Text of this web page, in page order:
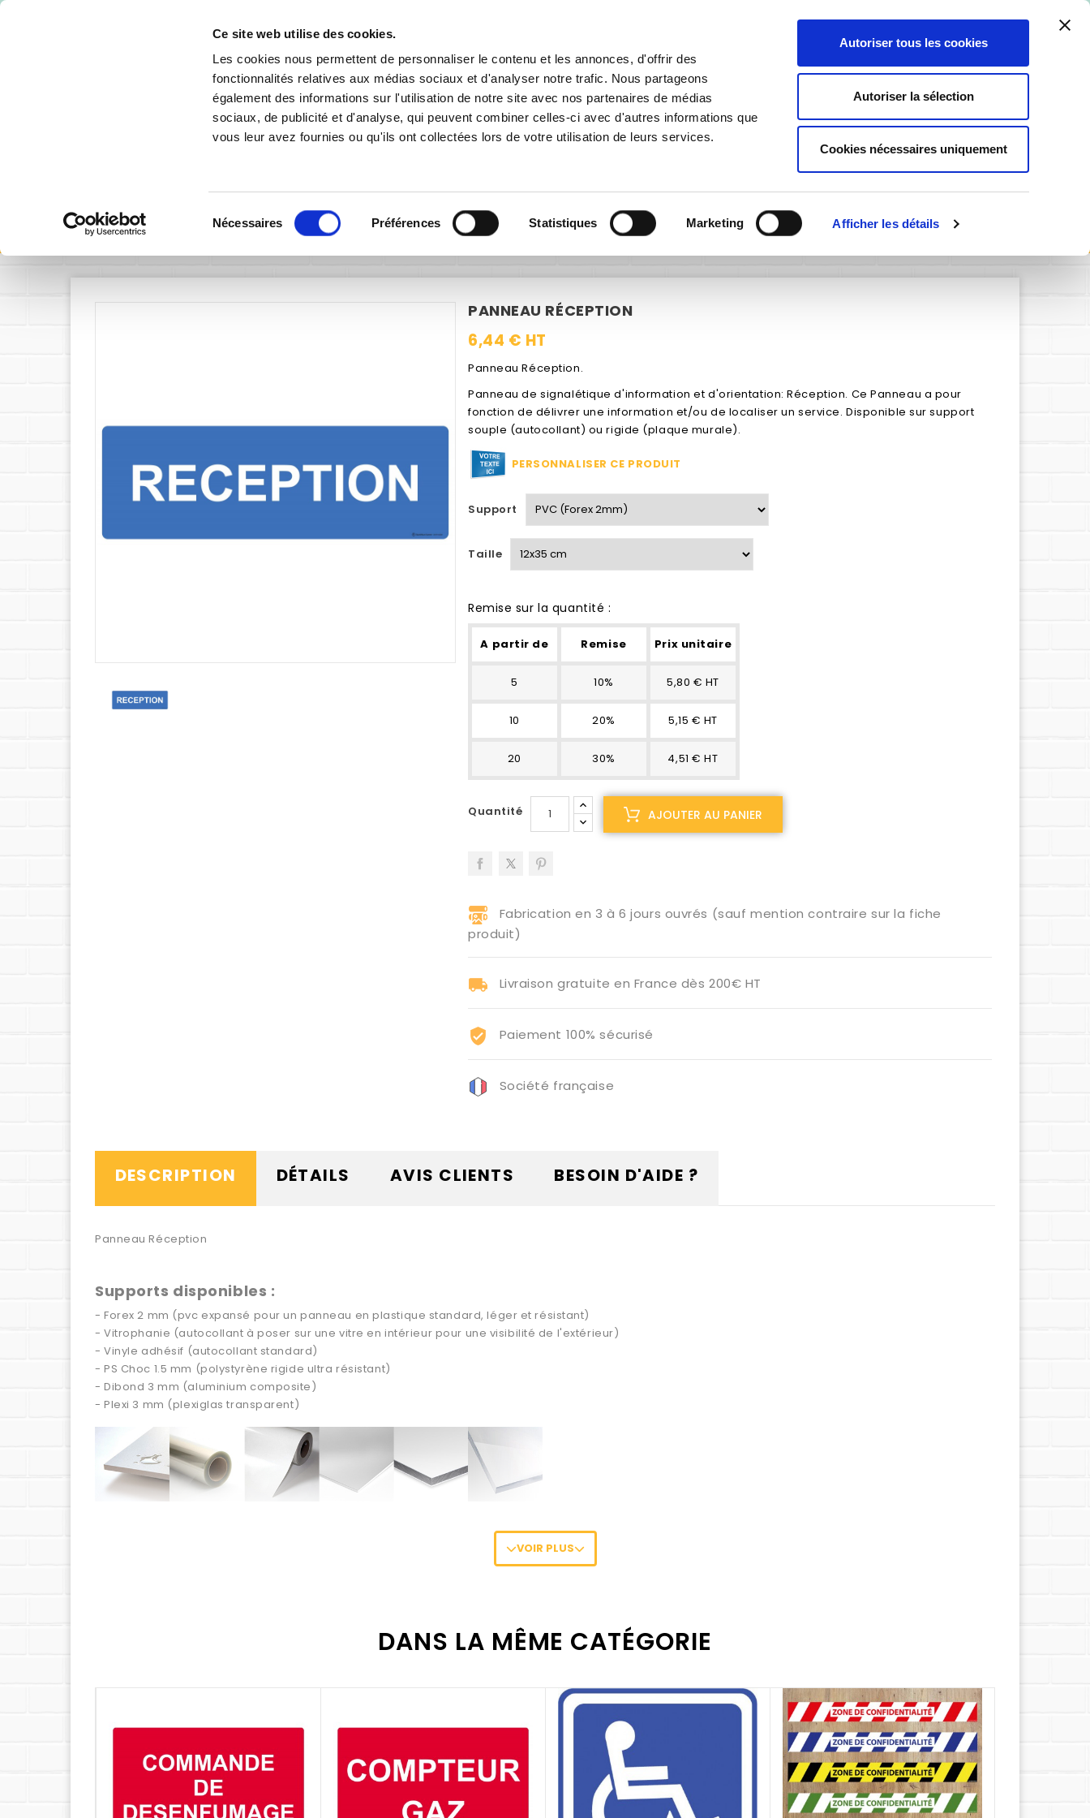
Ce site web utilise des cookies.
Les cookies nous permettent de personnaliser le contenu et les annonces, d'offrir des
fonctionnalités relatives aux médias sociaux et d'analyser notre trafic. Nous partageons
également des informations sur l'utilisation de notre site avec nos partenaires de médias
sociaux, de publicité et d'analyse, qui peuvent combiner celles-ci avec d'autres informations que
vous leur avez fournies ou qu'ils ont collectées lors de votre utilisation de leurs services.
Nécessaires Préférences Statistiques Marketing Afficher les détails
Autoriser tous les cookies
Autoriser la sélection
Cookies nécessaires uniquement
-10% de remise
SIGNALÉTIQUE PERSONNALISABLE
Accueil Signalétique intérieure Informations Orientation Panneau Réception
PANNEAU RÉCEPTION
6,44 € HT
Panneau Réception.
Panneau de signalétique d'information et d'orientation: Réception. Ce Panneau a pour
fonction de délivrer une information et/ou de localiser un service. Disponible sur support
souple (autocollant) ou rigide (plaque murale).
PERSONNALISER CE PRODUIT
Support
Taille
Remise sur la quantité :
A partir de Remise Prix unitaire
5 10% 5,80 € HT
10 20% 5,15 € HT
20 30% 4,51 € HT
Quantité AJOUTER AU PANIER
Fabrication en 3 à 6 jours ouvrés (sauf mention contraire sur la fiche
produit)
Livraison gratuite en France dès 200€ HT
Paiement 100% sécurisé
Société française
DESCRIPTION DÉTAILS AVIS CLIENTS BESOIN D'AIDE ?
Panneau Réception
Supports disponibles :
- Forex 2 mm (pvc expansé pour un panneau en plastique standard, léger et résistant)
- Vitrophanie (autocollant à poser sur une vitre en intérieur pour une visibilité de l'extérieur)
- Vinyle adhésif (autocollant standard)
- PS Choc 1.5 mm (polystyrène rigide ultra résistant)
- Dibond 3 mm (aluminium composite)
- Plexi 3 mm (plexiglas transparent)
en cliquant ici.
VOIR PLUS
DANS LA MÊME CATÉGORIE